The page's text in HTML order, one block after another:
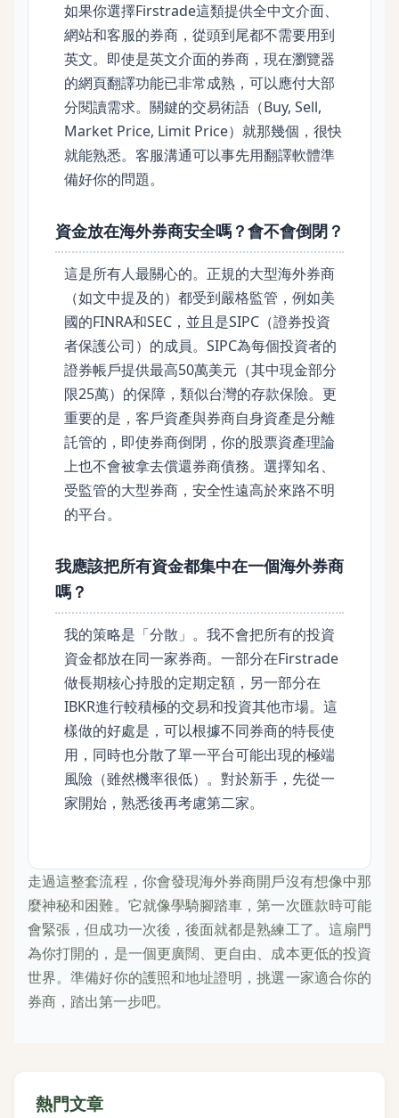
如果你選擇Firstrade這類提供全中文介面、
網站和客服的券商，從頭到尾都不需要用到
英文。即使是英文介面的券商，現在瀏覽器
的網頁翻譯功能已非常成熟，可以應付大部
分閱讀需求。關鍵的交易術語（Buy, Sell,
Market Price, Limit Price）就那幾個，很快
就能熟悉。客服溝通可以事先用翻譯軟體準
備好你的問題。
資金放在海外券商安全嗎？會不會倒閉？
這是所有人最關心的。正規的大型海外券商
（如文中提及的）都受到嚴格監管，例如美
國的FINRA和SEC，並且是SIPC（證券投資
者保護公司）的成員。SIPC為每個投資者的
證券帳戶提供最高50萬美元（其中現金部分
限25萬）的保障，類似台灣的存款保險。更
重要的是，客戶資產與券商自身資產是分離
託管的，即使券商倒閉，你的股票資產理論
上也不會被拿去償還券商債務。選擇知名、
受監管的大型券商，安全性遠高於來路不明
的平台。
我應該把所有資金都集中在一個海外券商
嗎？
我的策略是「分散」。我不會把所有的投資
資金都放在同一家券商。一部分在Firstrade
做長期核心持股的定期定額，另一部分在
IBKR進行較積極的交易和投資其他市場。這
樣做的好處是，可以根據不同券商的特長使
用，同時也分散了單一平台可能出現的極端
風險（雖然機率很低）。對於新手，先從一
家開始，熟悉後再考慮第二家。
走過這整套流程，你會發現海外券商開戶沒有想像中那
麼神秘和困難。它就像學騎腳踏車，第一次匯款時可能
會緊張，但成功一次後，後面就都是熟練工了。這扇門
為你打開的，是一個更廣闊、更自由、成本更低的投資
世界。準備好你的護照和地址證明，挑選一家適合你的
券商，踏出第一步吧。
熱門文章